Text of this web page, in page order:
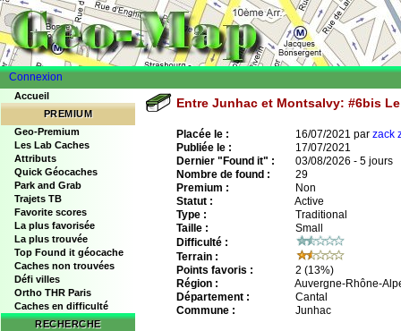
Connexion
Accueil
PREMIUM
Geo-Premium
Les Lab Caches
Attributs
Quick Géocaches
Park and Grab
Trajets TB
Favorite scores
La plus favorisée
La plus trouvée
Top Found it géocache
Caches non trouvées
Défi villes
Ortho THR Paris
Caches en difficulté
RECHERCHE
Entre Junhac et Montsalvy: #6bis
Placée le : 16/07/2021 par zack
Publiée le :
17/07/2021
Dernier "Found it" :
03/08/2026 - 5 jours
Nombre de found :
29
Premium :
Non
Statut :
Active
Type :
Traditional
Taille :
Small
Difficulté :
Terrain :
Points favoris :
2 (13%)
Région :
Auvergne-Rhône-
Département :
Cantal
Commune :
Junhac